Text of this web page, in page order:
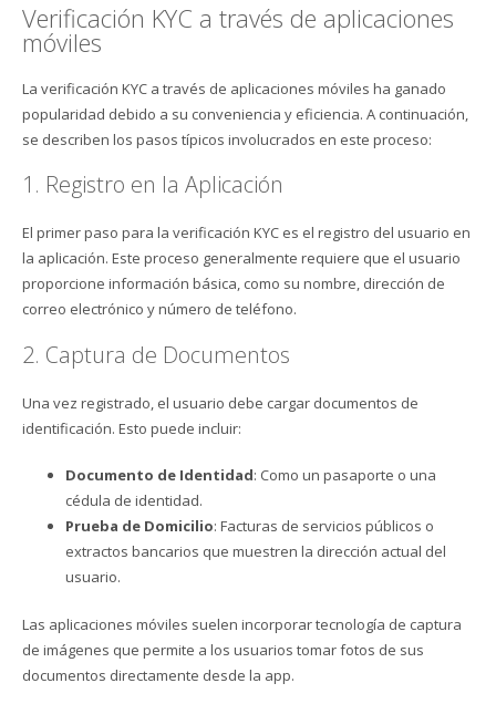
Verificación KYC a través de aplicaciones
móviles
La verificación KYC a través de aplicaciones móviles ha ganado
popularidad debido a su conveniencia y eficiencia. A continuación,
se describen los pasos típicos involucrados en este proceso:
1. Registro en la Aplicación
El primer paso para la verificación KYC es el registro del usuario en
la aplicación. Este proceso generalmente requiere que el usuario
proporcione información básica, como su nombre, dirección de
correo electrónico y número de teléfono.
2. Captura de Documentos
Una vez registrado, el usuario debe cargar documentos de
identificación. Esto puede incluir:
Documento de Identidad: Como un pasaporte o una
cédula de identidad.
Prueba de Domicilio: Facturas de servicios públicos o
extractos bancarios que muestren la dirección actual del
usuario.
Las aplicaciones móviles suelen incorporar tecnología de captura
de imágenes que permite a los usuarios tomar fotos de sus
documentos directamente desde la app.